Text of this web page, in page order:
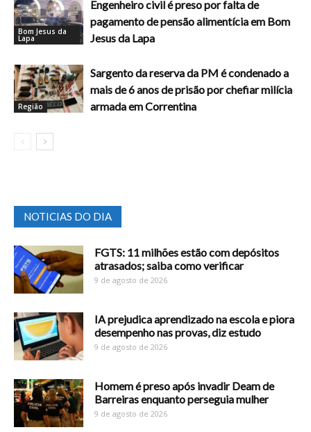
Bom Jesus da
Lapa
Engenheiro civil é preso por falta de
pagamento de pensão alimentícia em Bom
Jesus da Lapa
Região
Sargento da reserva da PM é condenado a
mais de 6 anos de prisão por chefiar milícia
armada em Correntina
NOTICIAS DO DIA
FGTS: 11 milhões estão com depósitos
atrasados; saiba como verificar
9 de agosto de 2026
IA prejudica aprendizado na escola e piora
desempenho nas provas, diz estudo
9 de agosto de 2026
Homem é preso após invadir Deam de
Barreiras enquanto perseguia mulher
9 de agosto de 2026